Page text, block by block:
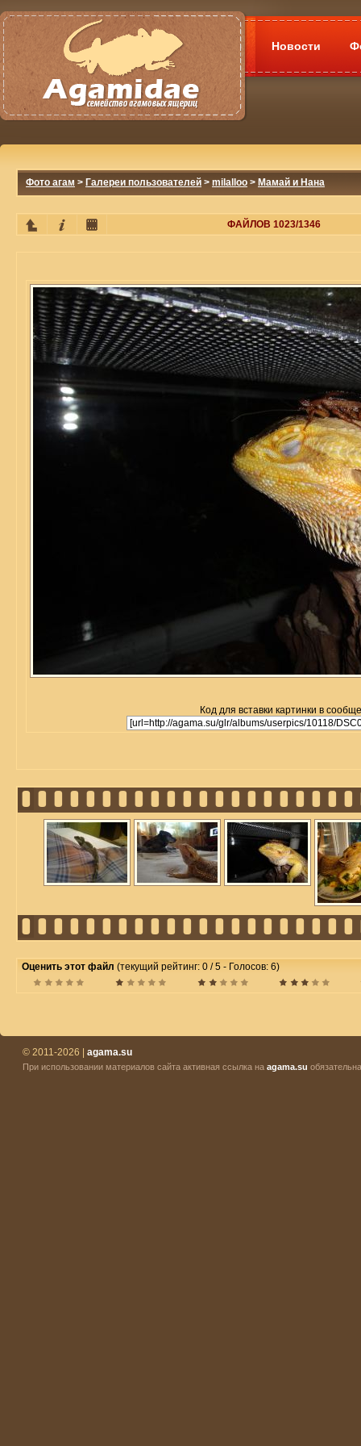
Новости
Фото агам > Галереи пользователей > milalloo > Мамай и Нана
ФАЙЛОВ 1023/1346
Код для вставки картинки в
Оценить этот файл (текущий рейтинг: 0 / 5 - Голосов: 6)
© 2011-2026 | agama.su
При использовании материалов сайта активная ссылка на agama.su